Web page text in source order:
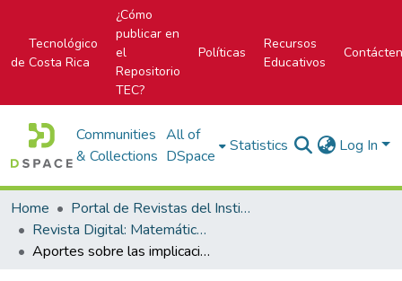
Tecnológico
de Costa Rica
¿Cómo
publicar en
el
Repositorio
TEC?
Políticas
Recursos
Educativos
Communities
& Collections
All of
DSpace
Statistics Log In
Home
Portal de Revistas del Instituto Tecnológico de Costa Rica
Revista Digital: Matemática, Educación e Internet
Aportes sobre las implicaciones para la práctica educativa no universitaria a partir de elementos del pensamiento crítico de Ignacio Martín Baró